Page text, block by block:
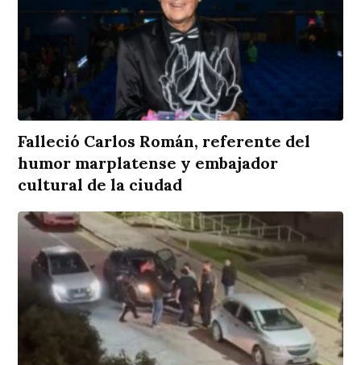
Falleció Carlos Román, referente del
humor marplatense y embajador
cultural de la ciudad